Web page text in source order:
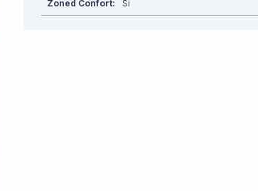
Zoned Confort Si